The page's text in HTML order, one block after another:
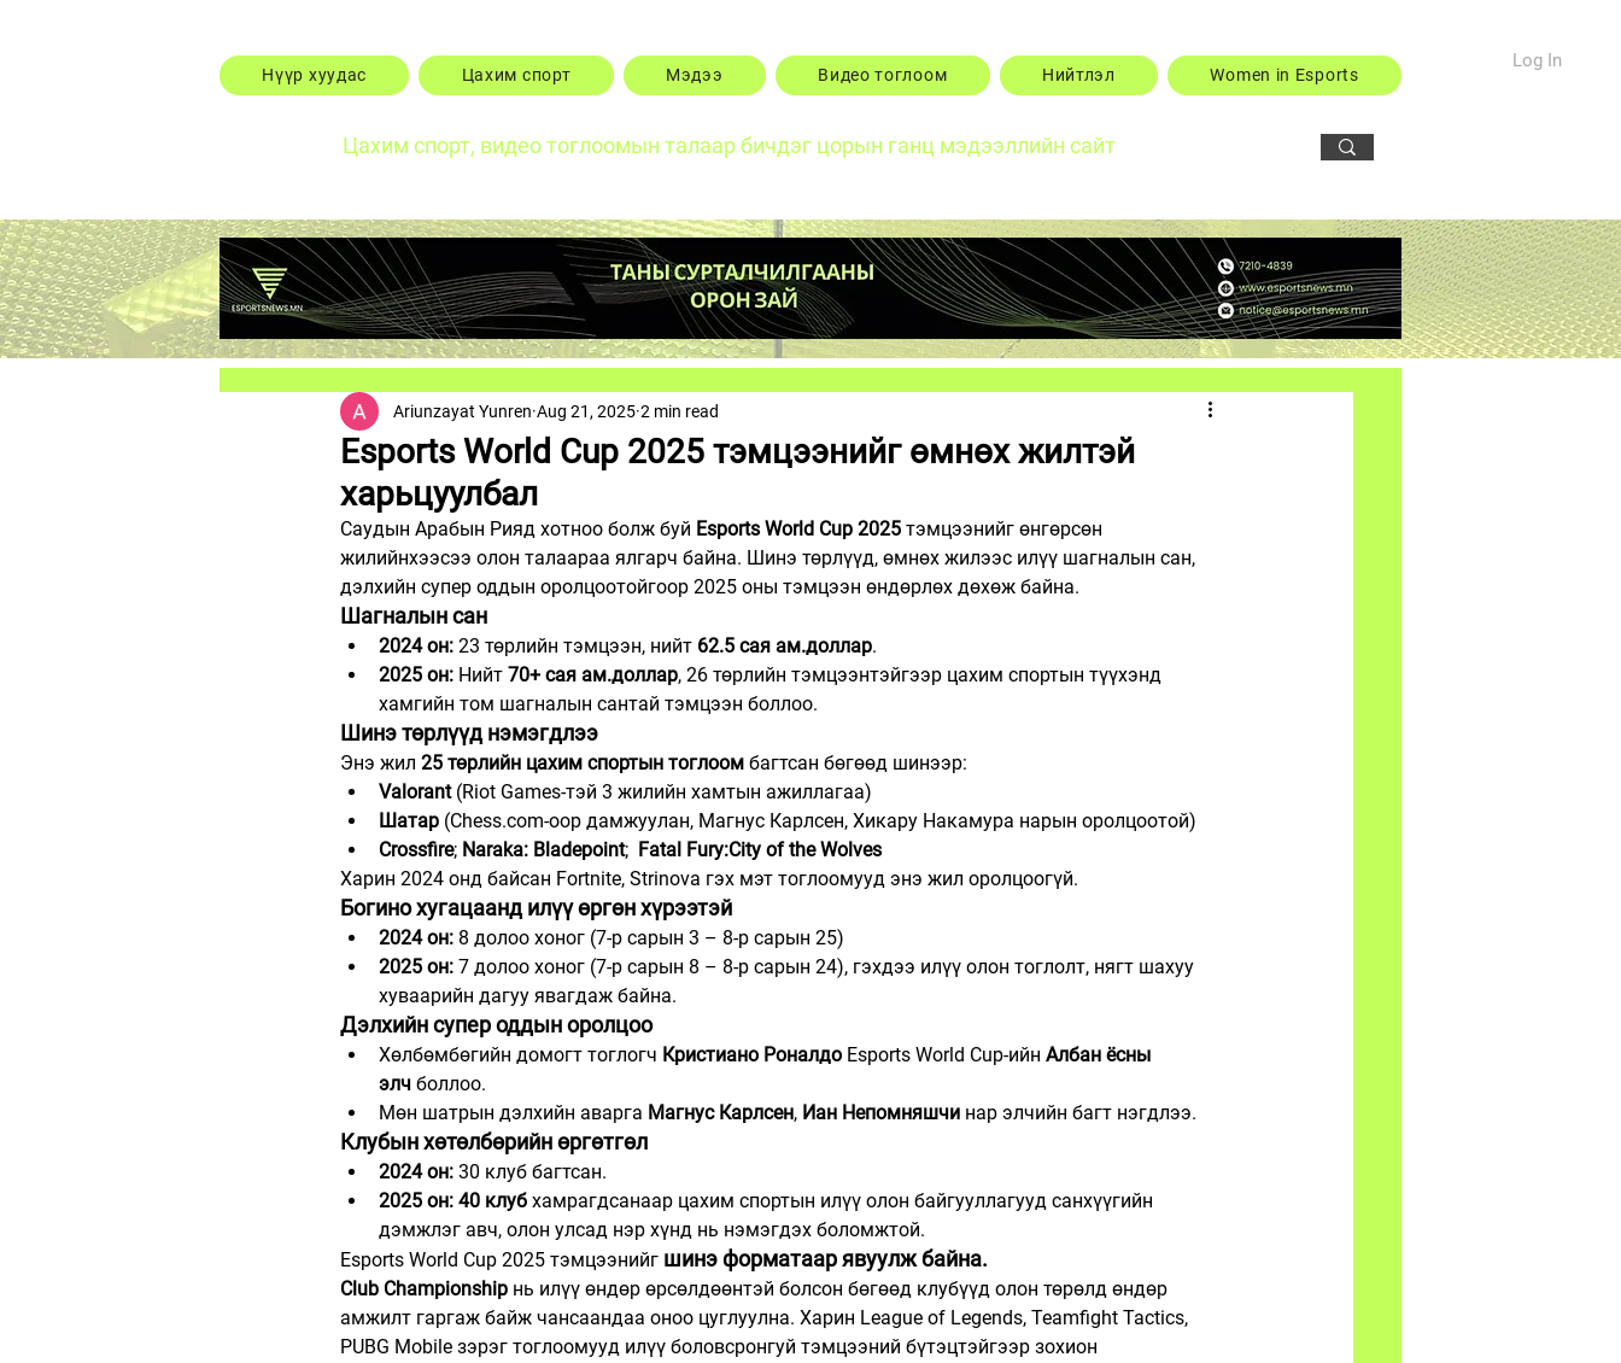
Нүүр хуудас Цахим спорт Мэдээ Видео тоглоом Нийтлэл Women in Esports
Log In
Цахим спорт, видео тоглоомын талаар бичдэг цорын ганц мэдээллийн сайт
Esports World Cup 2025 тэмцээнийг өмнөх жилтэй
харьцуулбал
Ariunzayat Yunren Aug 21, 2025 2 min read
Саудын Арабын Рияд хотноо болж буй Esports World Cup 2025 тэмцээнийг өнгөрсөн
жилийнхээсээ олон талаараа ялгарч байна. Шинэ төрлүүд, өмнөх жилээс илүү шагналын сан,
дэлхийн супер оддын оролцоотойгоор 2025 оны тэмцээн өндөрлөх дөхөж байна.
Шагналын сан
2024 он: 23 төрлийн тэмцээн, нийт 62.5 сая ам.доллар.
2025 он: Нийт 70+ сая ам.доллар, 26 төрлийн тэмцээнтэйгээр цахим спортын түүхэнд
хамгийн том шагналын сантай тэмцээн боллоо.
Шинэ төрлүүд нэмэгдлээ
Энэ жил 25 төрлийн цахим спортын тоглоом багтсан бөгөөд шинээр:
Valorant (Riot Games-тэй 3 жилийн хамтын ажиллагаа)
Шатар (Chess.com-оор дамжуулан, Магнус Карлсен, Хикару Накамура нарын оролцоотой)
Crossfire; Naraka: Bladepoint; Fatal Fury:City of the Wolves
Харин 2024 онд байсан Fortnite, Strinova гэх мэт тоглоомууд энэ жил оролцоогүй.
Богино хугацаанд илүү өргөн хүрээтэй
2024 он: 8 долоо хоног (7-р сарын 3 – 8-р сарын 25)
2025 он: 7 долоо хоног (7-р сарын 8 – 8-р сарын 24), гэхдээ илүү олон тоглолт, нягт шахуу
хуваарийн дагуу явагдаж байна.
Дэлхийн супер оддын оролцоо
Хөлбөмбөгийн домогт тоглогч Кристиано Роналдо Esports World Cup-ийн Албан ёсны
элч боллоо.
Мөн шатрын дэлхийн аварга Магнус Карлсен, Иан Непомняшчи нар элчийн багт нэгдлээ.
Клубын хөтөлбөрийн өргөтгөл
2024 он: 30 клуб багтсан.
2025 он: 40 клуб хамрагдсанаар цахим спортын илүү олон байгууллагууд санхүүгийн
дэмжлэг авч, олон улсад нэр хүнд нь нэмэгдэх боломжтой.
Esports World Cup 2025 тэмцээнийг шинэ форматаар явуулж байна.
Club Championship нь илүү өндөр өрсөлдөөнтэй болсон бөгөөд клубүүд олон төрөлд өндөр
амжилт гаргаж байж чансаандаа оноо цуглуулна. Харин League of Legends, Teamfight Tactics,
PUBG Mobile зэрэг тоглоомууд илүү боловсронгуй тэмцээний бүтэцтэйгээр зохион